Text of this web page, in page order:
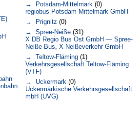
→ Potsdam-Mittelmark (0)
regiobus Potsdam Mittelmark GmbH
→ Prignitz (0)
→ Spree-Neiße (31)
X DB Regio Bus Ost GmbH — Spree-
Neiße-Bus, X Neißeverkehr GmbH
→ Teltow-Fläming (1)
Verkehrsgesellschaft Teltow-Fläming
(VTF)
→ Uckermark (0)
Uckermärkische Verkehrsgesellschaft
mbH (UVG)